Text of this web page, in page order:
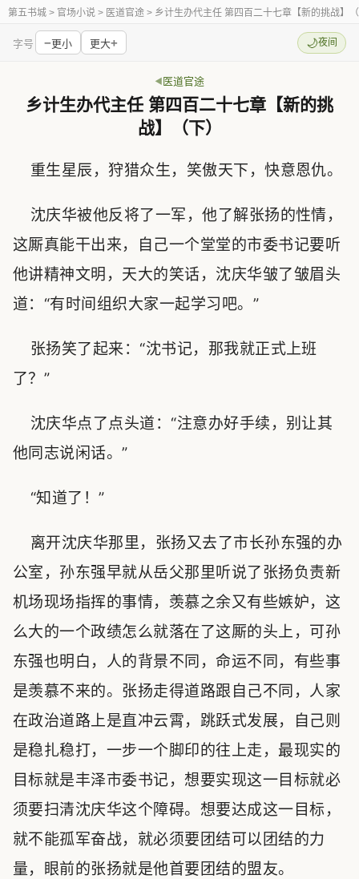
第五书城 > 官场小说 > 医道官途 > 乡计生办代主任 第四百二十七章【新的挑战】
字号 −更小 更大+ 🌙夜间
医道官途
乡计生办代主任 第四百二十七章【新的挑
战】（下）
重生星辰，狩猎众生，笑傲天下，快意恩仇。
沈庆华被他反将了一军，他了解张扬的性情，
这厮真能干出来，自己一个堂堂的市委书记要听
他讲精神文明，天大的笑话，沈庆华皱了皱眉头
道：“有时间组织大家一起学习吧。”
张扬笑了起来：“沈书记，那我就正式上班
了？”
沈庆华点了点头道：“注意办好手续，别让其
他同志说闲话。”
“知道了！”
离开沈庆华那里，张扬又去了市长孙东强的办
公室，孙东强早就从岳父那里听说了张扬负责新
机场现场指挥的事情，羡慕之余又有些嫉妒，这
么大的一个政绩怎么就落在了这厮的头上，可孙
东强也明白，人的背景不同，命运不同，有些事
是羡慕不来的。张扬走得道路跟自己不同，人家
在政治道路上是直冲云霄，跳跃式发展，自己则
是稳扎稳打，一步一个脚印的往上走，最现实的
目标就是丰泽市委书记，想要实现这一目标就必
须要扫清沈庆华这个障碍。想要达成这一目标，
就不能孤军奋战，就必须要团结可以团结的力
量，眼前的张扬就是他首要团结的盟友。